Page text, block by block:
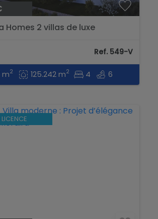
Homes 2 villas de luxe
Ref. 549-V
m2 125.242 m2 4 6